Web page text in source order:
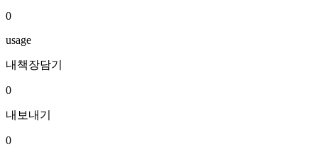
0
usage
내책장담기
0
내보내기
0